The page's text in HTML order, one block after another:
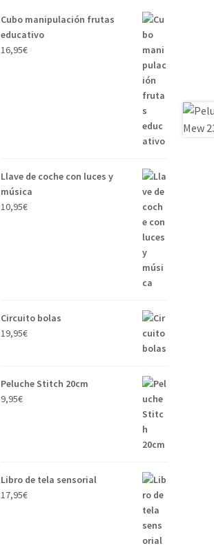
Cubo manipulación frutas
educativo
16,95€
Llave de coche con luces y
música
10,95€
Circuito bolas
19,95€
Peluche Stitch 20cm
9,95€
Libro de tela sensorial
17,95€